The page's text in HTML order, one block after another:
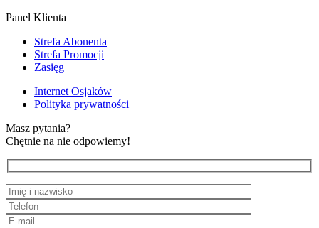
Panel Klienta
Strefa Abonenta
Strefa Promocji
Zasięg
Internet Osjaków
Polityka prywatności
Masz pytania?
Chętnie na nie odpowiemy!